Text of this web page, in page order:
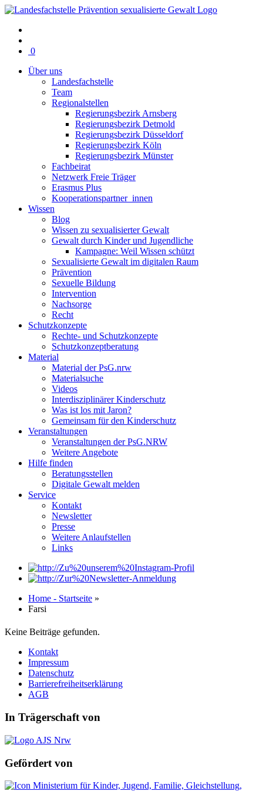
0Warenkorb
0
Artikel(n)
Über uns
Landesfachstelle
Team
Regionalstellen
Regierungsbezirk Arnsberg
Regierungsbezirk Detmold
Regierungsbezirk Düsseldorf
Regierungsbezirk Köln
Regierungsbezirk Münster
Fachbeirat
Netzwerk Freie Träger
Erasmus Plus
Kooperationspartner_innen
Wissen
Blog
Wissen zu sexualisierter Gewalt
Gewalt durch Kinder und Jugendliche
Kampagne: Weil Wissen schützt
Sexualisierte Gewalt im digitalen Raum
Prävention
Sexuelle Bildung
Intervention
Nachsorge
Recht
Schutzkonzepte
Rechte- und Schutzkonzepte
Schutzkonzeptberatung
Material
Material der PsG.nrw
Materialsuche
Videos
Interdisziplinärer Kinderschutz
Was ist los mit Jaron?
Gemeinsam für den Kinderschutz
Veranstaltungen
Veranstaltungen der PsG.NRW
Weitere Angebote
Hilfe finden
Beratungsstellen
Digitale Gewalt melden
Service
Kontakt
Newsletter
Presse
Weitere Anlaufstellen
Links
Home - Startseite »
Farsi
Keine Beiträge gefunden.
Kontakt
Impressum
Datenschutz
Barrierefreiheitserklärung
AGB
In Trägerschaft von
Gefördert von